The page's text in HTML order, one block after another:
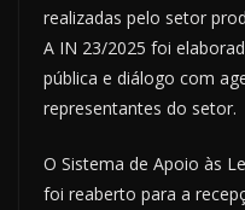
realizadas pelo setor
A IN 23/2025 foi
pública e diálogo com
representantes do setor.
O Sistema de Apoio às
foi reaberto para a